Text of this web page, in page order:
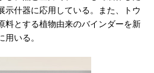
示什器に応用している。また、トウ
料とする植物由来のバインダーを新
いる。